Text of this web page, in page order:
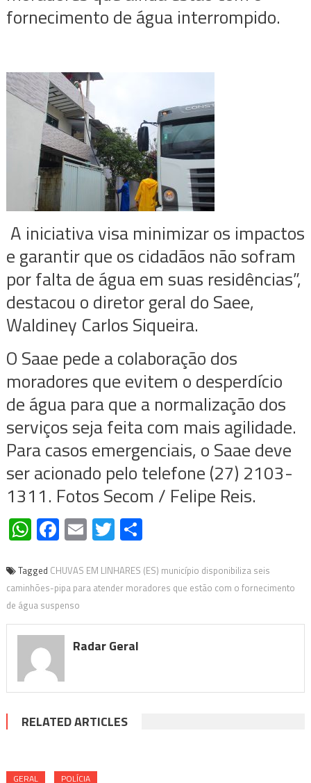
fornecimento de água interrompido.
A iniciativa visa minimizar os impactos
e garantir que os cidadãos não sofram
por falta de água em suas residências”,
destacou o diretor geral do Saee,
Waldiney Carlos Siqueira.
O Saae pede a colaboração dos
moradores que evitem o desperdício
de água para que a normalização dos
serviços seja feita com mais agilidade.
Para casos emergenciais, o Saae deve
ser acionado pelo telefone (27) 2103-
1311. Fotos Secom / Felipe Reis.
WhatsApp
Facebook
EmailTwitter
Share
Tagged CHUVAS EM LINHARES (ES) município disponibiliza seis
caminhões-pipa para atender moradores que estão com o fornecimento
de água suspenso
Radar Geral
RELATED ARTICLES
GERAL POLÍCIA